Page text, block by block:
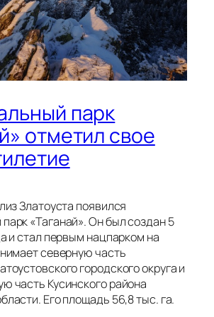
парк
отметил свое
Златоуста появился
«Таганай». Он был создан 5
и стал первым нацпарком на
северную часть
городского округа и
часть Кусинского района
Его площадь 56,8 тыс. га.